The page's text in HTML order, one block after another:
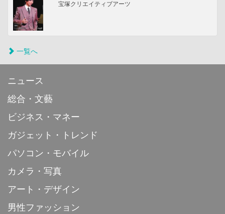
宝塚クリエイティブアーツ
一覧へ
ニュース
総合・文藝
ビジネス・マネー
ガジェット・トレンド
パソコン・モバイル
カメラ・写真
アート・デザイン
男性ファッション